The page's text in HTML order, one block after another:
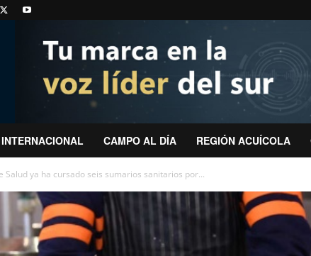
INTERNACIONAL CAMPO AL DÍA REGIÓN ACUÍCOLA
Salud ya ha cursado seis sumarios sanitarios por...